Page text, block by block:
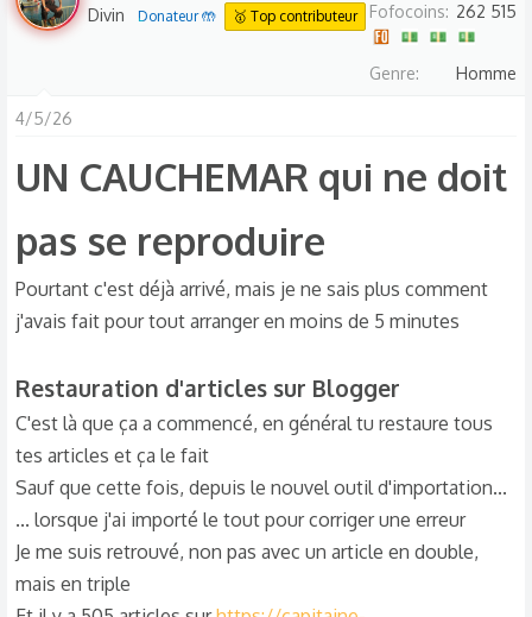
Divin Donateur 🤲 🥇 Top contributeur
Fofocoins
262 515
Genre Homme
4/5/26
UN CAUCHEMAR qui ne doit
pas se reproduire​
Pourtant c'est déjà arrivé, mais je ne sais plus comment
j'avais fait pour tout arranger en moins de 5 minutes
Restauration d'articles sur Blogger​
C'est là que ça a commencé, en général tu restaure tous
tes articles et ça le fait
Sauf que cette fois, depuis le nouvel outil d'importation...
... lorsque j'ai importé le tout pour corriger une erreur
Je me suis retrouvé, non pas avec un article en double,
mais en triple